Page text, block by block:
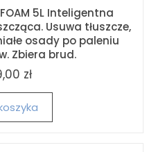
FOAM 5L Inteligentna
Usuwa tłuszcze,
osady po paleniu
Zbiera brud.
zł